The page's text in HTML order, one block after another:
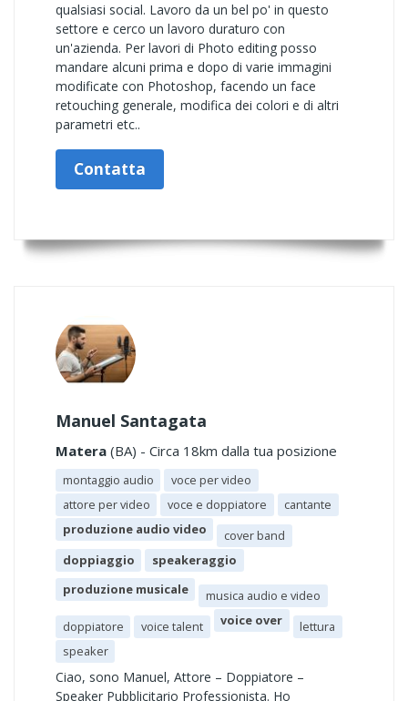
qualsiasi social. Lavoro da un bel po' in questo
settore e cerco un lavoro duraturo con
un'azienda. Per lavori di Photo editing posso
mandare alcuni prima e dopo di varie immagini
modificate con Photoshop, facendo un face
retouching generale, modifica dei colori e di altri
parametri etc..
Contatta
Manuel Santagata
Matera (BA) - Circa 18km dalla tua posizione
montaggio audio
voce per video
attore per video
voce e doppiatore
cantante
produzione audio video
cover band
doppiaggio
speakeraggio
produzione musicale
musica audio e video
doppiatore
voice talent voice over
lettura
speaker
Ciao, sono Manuel, Attore – Doppiatore –
Speaker Pubblicitario Professionista. Ho